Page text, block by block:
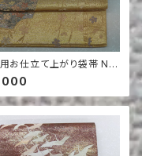
お仕立て上がり袋帯 NO.